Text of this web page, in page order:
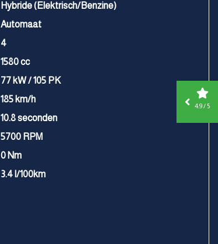
Hybride (Elektrisch/Benzine)
Automaat
4
1580 cc
77 kW / 105 PK
185 km/h
10.8 seconden
5700 RPM
0 Nm
3.4 l/100km
4.9 / 5